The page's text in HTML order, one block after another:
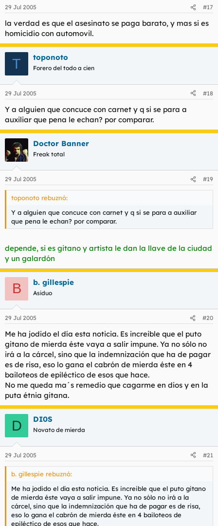
29 Jul 2005 #17
la verdad es que el asesinato se paga barato, y mas si es
homicidio con automovil.
T toponoto
Forero del todo a cien
29 Jul 2005 #18
Y a alguien que concuce con carnet y q si se para a
auxiliar que pena le echan? por comparar.
Doctor Banner
Freak total
29 Jul 2005 #19
toponoto rebuznó:
Y a alguien que concuce con carnet y q si se para a auxiliar
que pena le echan? por comparar.
depende, si es gitano y artista le dan la llave de la ciudad
y un galardón
B b. gillespie
Asiduo
29 Jul 2005 #20
Me ha jodido el día esta noticia. Es increible que el puto
gitano de mierda éste vaya a salir impune. Ya no sólo no
irá a la cárcel, sino que la indemnización que ha de pagar
es de risa, eso lo gana el cabrón de mierda éste en 4
bailoteos de epiléctico de esos que hace.
No me queda ma´s remedio que cagarme en dios y en la
puta étnia gitana.
D DI0S
Novato de mierda
29 Jul 2005 #21
b. gillespie rebuznó:
Me ha jodido el día esta noticia. Es increible que el puto gitano
de mierda éste vaya a salir impune. Ya no sólo no irá a la
cárcel, sino que la indemnización que ha de pagar es de risa,
eso lo gana el cabrón de mierda éste en 4 bailoteos de
epiléctico de esos que hace.